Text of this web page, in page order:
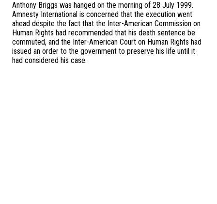
Anthony Briggs was hanged on the morning of 28 July 1999.
Amnesty International is concerned that the execution went
ahead despite the fact that the Inter-American Commission on
Human Rights had recommended that his death sentence be
commuted, and the Inter-American Court on Human Rights had
issued an order to the government to preserve his life until it
had considered his case.